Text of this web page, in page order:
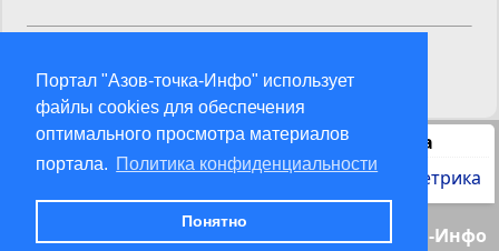
Портал "Азов-точка-Инфо" использует
файлы cookies для обеспечения
оптимального просмотра материалов
портала. Политика конфиденциальности
Понятно
Статистика
© 2000-2026 Азов-точка-Инфо